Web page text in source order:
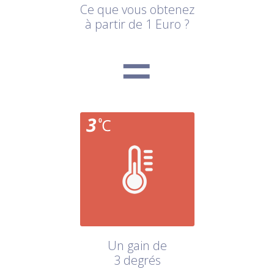
Ce que vous obtenez
à partir de 1 Euro ?
Un gain de
3 degrés